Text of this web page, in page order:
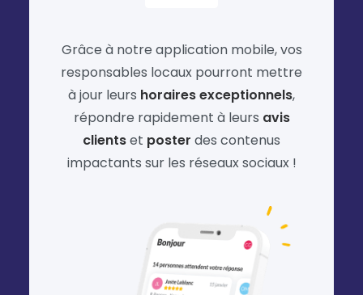
Grâce à notre application mobile, vos
responsables locaux pourront mettre
à jour leurs horaires exceptionnels,
répondre rapidement à leurs avis
clientset poster des contenus
impactants sur les réseaux sociaux !